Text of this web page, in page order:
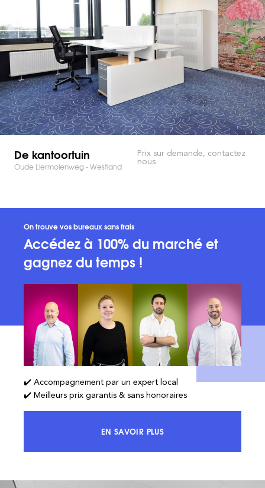
De kantoortuin
Oude Liermolenweg - Westland
Prix sur demande, contactez
nous
On trouve vos bureaux sans frais
Accédez à 100% du marché et
gagnez du temps !
✔️ Accompagnement par un expert local
✔️ Meilleurs prix garantis & sans honoraires
EN SAVOIR PLUSACCÉDEZ À 100% DU MARCHÉ ET